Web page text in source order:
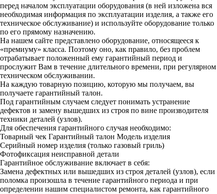
перед началом эксплуатации оборудования (в ней изложена вся
необходимая информация по эксплуатации изделия, а также его
техническое обслуживание) и используйте оборудование только
по его прямому назначению.
На нашем сайте представлено оборудование, относящееся к
«премиуму» класса. Поэтому оно, как правило, без проблем
отрабатывает положенный ему гарантийный период и
прослужит Вам в течение длительного времени, при регулярном
техническом обслуживании.
На каждую товарную позицию, которую мы получаем, вы
получаете гарантийный талон.
Под гарантийным случаем следует понимать устранение
дефектов и замену вышедших из строя по вине производителя
техники деталей (узлов).
Для обеспечения гарантийного случая необходимо:
Товарный чек Гарантийный талон Модель изделия
Серийный номер изделия (только газовый гриль)
Фотофиксация неисправной детали
Гарантийное обслуживание включает в себя:
Замена дефектных или вышедших из строя деталей (узлов), если
поломка произошла в течение гарантийного периода и при
определении нашим специалистом ремонта, как гарантийного